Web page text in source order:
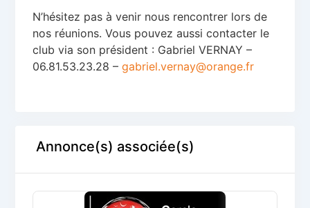
N’hésitez pas à venir nous rencontrer lors de
nos réunions. Vous pouvez aussi contacter le
club via son président : Gabriel VERNAY –
06.81.53.23.28 – gabriel.vernay@orange.fr
Annonce(s) associée(s)